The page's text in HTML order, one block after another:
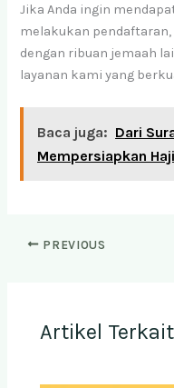
Jika Anda ingin
melakukan
dengan ribuan jemaah
layanan kami yang
Baca juga: Dari
Mempersiapkan
PREVIOUS
Artikel Terkait